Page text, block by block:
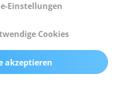
mm
Einstellungen
Cookies
akzeptieren